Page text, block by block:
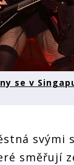
se v
svými
směřují